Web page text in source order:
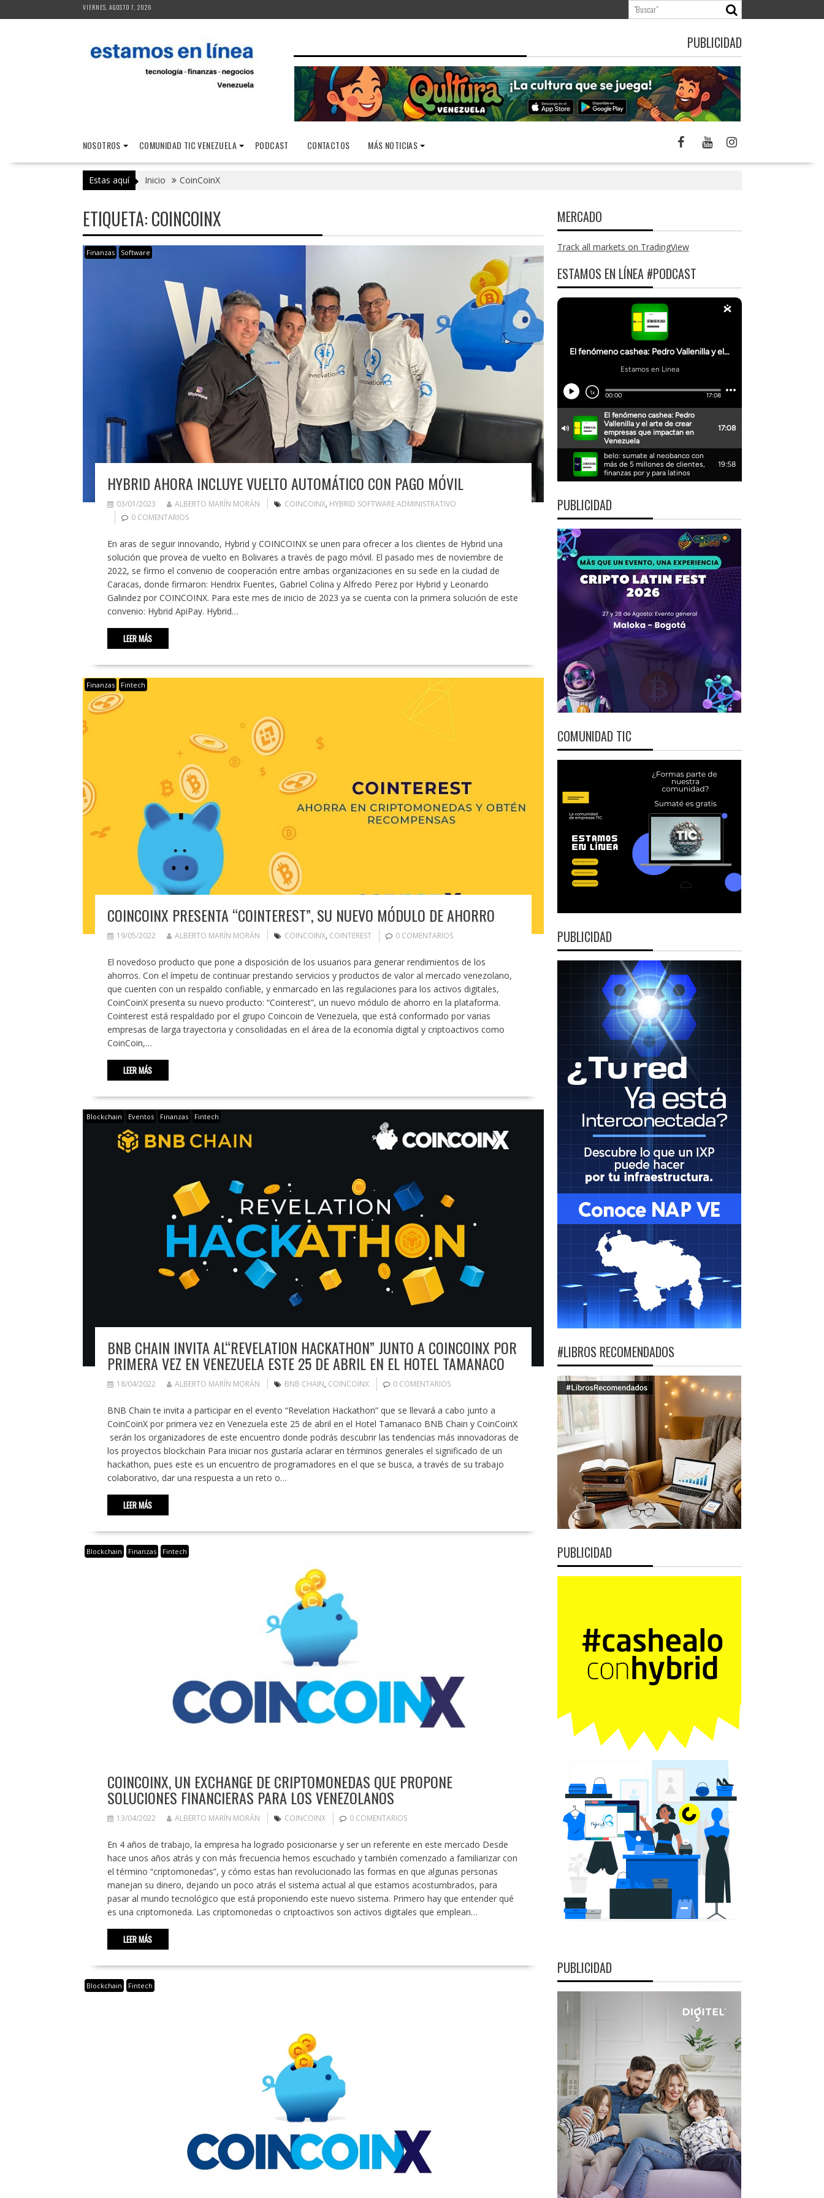
al
VIERNES, AGOSTO 7, 2026
PUBLICIDAD
NOSOTROS COMUNIDAD TIC VENEZUELA PODCAST CONTACTOS MÁS NOTICIAS
Estas aquí Inicio CoinCoinX
ETIQUETA:COINCOINX
Finanzas Software
HYBRID AHORA INCLUYE VUELTO AUTOMÁTICO CON PAGO MÓVIL
03/01/2023 ALBERTO MARÍN MORÁN COINCOINX, HYBRID SOFTWARE ADMINISTRATIVO
0 COMENTARIOS
En aras de seguir innovando, Hybrid y COINCOINX se unen para ofrecer a los clientes de Hybrid una
solución que provea de vuelto en Bolivares a través de pago móvil. El pasado mes de noviembre de
2022, se firmo el convenio de cooperación entre ambas organizaciones en su sede en la ciudad de
Caracas, donde firmaron: Hendrix Fuentes, Gabriel Colina y Alfredo Perez por Hybrid y Leonardo
Galindez por COINCOINX. Para este mes de inicio de 2023 ya se cuenta con la primera solución de este
convenio: Hybrid ApiPay. Hybrid…
LEER MÁS
Finanzas Fintech
COINCOINX PRESENTA “COINTEREST”, SU NUEVO MÓDULO DE AHORRO
19/05/2022 ALBERTO MARÍN MORÁN COINCOINX, COINTEREST 0 COMENTARIOS
El novedoso producto que pone a disposición de los usuarios para generar rendimientos de los
ahorros. Con el ímpetu de continuar prestando servicios y productos de valor al mercado venezolano,
que cuenten con un respaldo confiable, y enmarcado en las regulaciones para los activos digitales,
CoinCoinX presenta su nuevo producto: “Cointerest”, un nuevo módulo de ahorro en la plataforma.
Cointerest está respaldado por el grupo Coincoin de Venezuela, que está conformado por varias
empresas de larga trayectoria y consolidadas en el área de la economía digital y criptoactivos como
CoinCoin,…
LEER MÁS
Blockchain Eventos Finanzas Fintech
BNB CHAIN INVITA AL“REVELATION HACKATHON” JUNTO A COINCOINX POR
PRIMERA VEZ EN VENEZUELA ESTE 25 DE ABRIL EN EL HOTEL TAMANACO
18/04/2022 ALBERTO MARÍN MORÁN BNB CHAIN, COINCOINX 0 COMENTARIOS
BNB Chain te invita a participar en el evento “Revelation Hackathon” que se llevará a cabo junto a
CoinCoinX por primera vez en Venezuela este 25 de abril en el Hotel Tamanaco BNB Chain y CoinCoinX
serán los organizadores de este encuentro donde podrás descubrir las tendencias más innovadoras de
los proyectos blockchain Para iniciar nos gustaría aclarar en términos generales el significado de un
hackathon, pues este es un encuentro de programadores en el que se busca, a través de su trabajo
colaborativo, dar una respuesta a un reto o…
LEER MÁS
Blockchain Finanzas Fintech
COINCOINX, UN EXCHANGE DE CRIPTOMONEDAS QUE PROPONE
SOLUCIONES FINANCIERAS PARA LOS VENEZOLANOS
13/04/2022 ALBERTO MARÍN MORÁN COINCOINX 0 COMENTARIOS
En 4 años de trabajo, la empresa ha logrado posicionarse y ser un referente en este mercado Desde
hace unos años atrás y con más frecuencia hemos escuchado y también comenzado a familiarizar con
el término “criptomonedas”, y cómo estas han revolucionado las formas en que algunas personas
manejan su dinero, dejando un poco atrás el sistema actual al que estamos acostumbrados, para
pasar al mundo tecnológico que está proponiendo este nuevo sistema. Primero hay que entender qué
es una criptomoneda. Las criptomonedas o criptoactivos son activos digitales que emplean…
LEER MÁS
Blockchain Fintech
MERCADO
Track all markets on TradingView
ESTAMOS EN LÍNEA #PODCAST
PUBLICIDAD
COMUNIDAD TIC
PUBLICIDAD
#LIBROS RECOMENDADOS
PUBLICIDAD
PUBLICIDAD